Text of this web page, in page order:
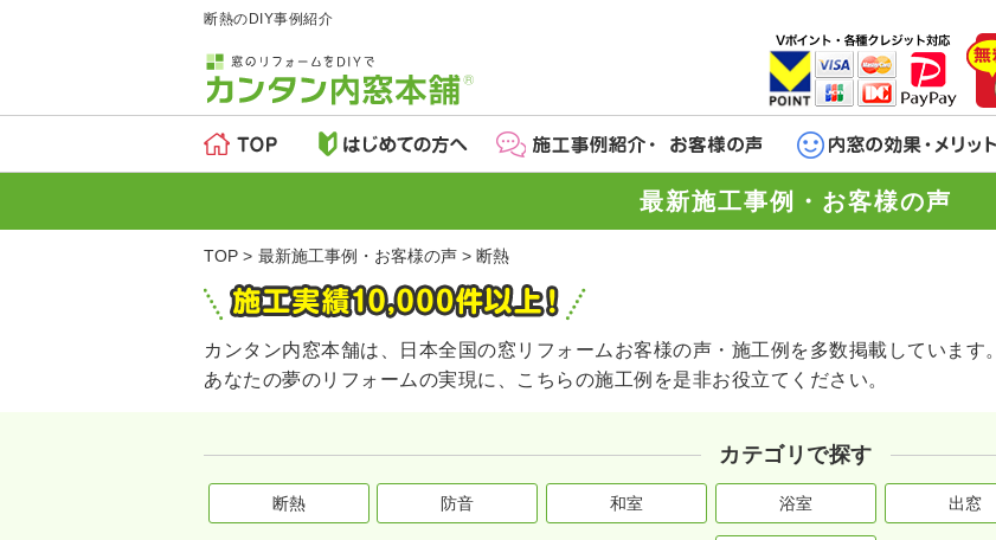
断熱のDIY事例紹介
最新施工事例・お客様の声
TOP 最新施工事例・お客様の声 断熱
カンタン内窓本舗は、日本全国の窓リフォームお客様の声・施工例を多数掲載しています。
あなたの夢のリフォームの実現に、こちらの施工例を是非お役立てください。
カテゴリで探す
断熱 防音 和室 浴室 出窓